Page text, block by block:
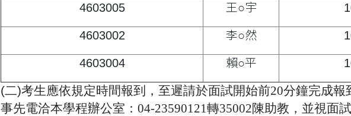
4603005 王○宇
4603002 李○然
4603004 賴○平
(二)考生應依規定時間報到，至遲請於面試開始前20分鐘完成報
事先電洽本學程辦公室： 04-23590121轉35002陳助教，並視面